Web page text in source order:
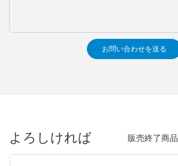
お問い合わせを送る
よろしければ 販売終了商品